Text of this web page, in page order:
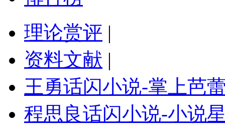
理论赏评 |
资料文献 |
王勇话闪小说-掌上芭
程思良话闪小说-小说